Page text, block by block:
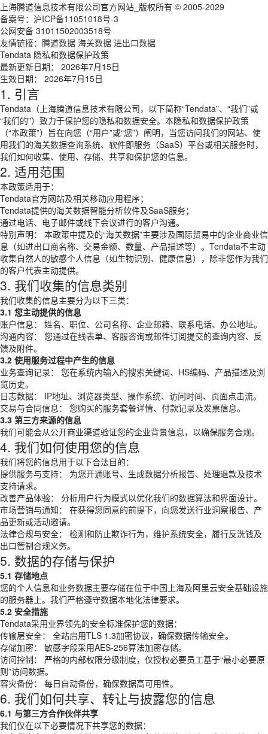
上海腾道信息技术有限公司官方网站_版权所有 © 2005-2029
备案号： 沪ICP备11051018号-3
公网安备 31011502003518号
友情链接： 腾道数据 海关数据 进出口数据
Tendata 隐私和数据保护政策
最新更新日期： 2026年7月15日
生效日期： 2026年7月15日
1. 引言
Tendata（上海腾道信息技术有限公司，以下简称“Tendata”、“我们”或
“我们的”）致力于保护您的隐私和数据安全。本隐私和数据保护政策
（“本政策”）旨在向您（“用户”或“您”）阐明，当您访问我们的网站、使
用我们的海关数据查询系统、软件即服务（SaaS）平台或相关服务时，
我们如何收集、使用、存储、共享和保护您的信息。
2. 适用范围
本政策适用于：
Tendata官方网站及相关移动应用程序；
Tendata提供的海关数据智能分析软件及SaaS服务；
通过电话、电子邮件或线下会议进行的客户沟通。
特别声明： 本政策中提及的“海关数据”主要涉及国际贸易中的企业商业信
息（如进出口商名称、交易金额、数量、产品描述等）。Tendata不主动
收集自然人的敏感个人信息（如生物识别、健康信息），除非您作为我们
的客户代表主动提供。
3. 我们收集的信息类别
我们收集的信息主要分为以下三类：
3.1 您主动提供的信息
账户信息： 姓名、职位、公司名称、企业邮箱、联系电话、办公地址。
沟通内容： 您通过在线表单、客服咨询或邮件订阅提交的查询内容、反
馈及附件。
3.2 使用服务过程中产生的信息
业务查询记录： 您在系统内输入的搜索关键词、HS编码、产品描述及浏
览历史。
日志数据： IP地址、浏览器类型、操作系统、访问时间、页面点击流。
交易与合同信息： 您购买的服务套餐详情、付款记录及发票信息。
3.3 第三方来源的信息
我们可能会从公开商业渠道验证您的企业背景信息，以确保服务合规。
4. 我们如何使用您的信息
我们将您的信息用于以下合法目的：
提供服务与支持： 为您开通账号、生成数据分析报告、处理退款及技术
支持请求。
改善产品体验： 分析用户行为模式以优化我们的数据算法和界面设计。
市场营销与通知： 在获得您同意的前提下，向您发送行业洞察报告、产
品更新或活动邀请。
法律合规与安全： 检测和防止欺诈行为，维护系统安全，履行反洗钱及
出口管制合规义务。
5. 数据的存储与保护
5.1 存储地点
您的个人信息和业务数据主要存储在位于中国上海及阿里云安全基础设施
的服务器上。我们严格遵守数据本地化法律要求。
5.2 安全措施
Tendata采用业界领先的安全标准保护您的数据：
传输层安全： 全站启用TLS 1.3加密协议，确保数据传输安全。
存储加密： 敏感字段采用AES-256算法加密存储。
访问控制： 严格的内部权限分级制度，仅授权必要员工基于“最小必要原
则”访问数据。
容灾备份： 每日自动备份，确保数据高可用性。
6. 我们如何共享、转让与披露您的信息
6.1 与第三方合作伙伴共享
我们仅在以下必要情况下共享您的数据：